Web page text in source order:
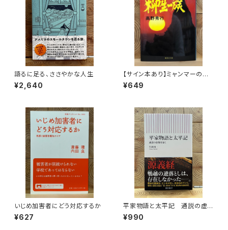
語るに足る、ささやかな人生
¥2,640
【サイン本あり】ミャンマーの柳
生一族
¥649
いじめ加害者にどう対応するか
¥627
平家物語と太平記 通説の虚
像を暴く
¥990